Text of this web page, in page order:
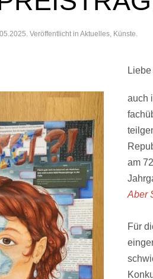
. Veröffentlicht in Aktuelles, Künste.
auch
am
Aber
Für